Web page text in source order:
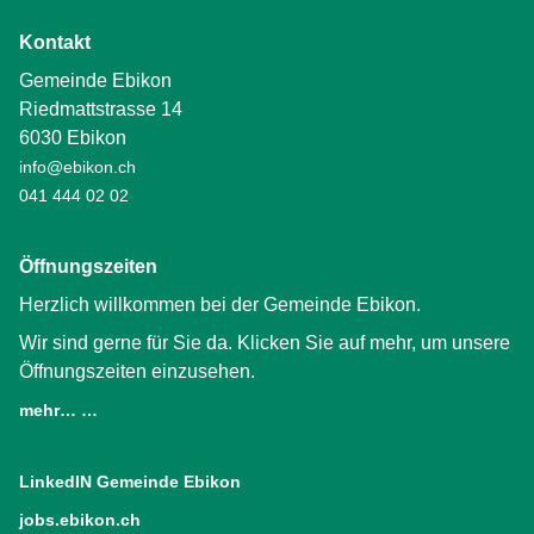
Kontakt
Gemeinde Ebikon
Riedmattstrasse 14
6030 Ebikon
info@ebikon.ch
041 444 02 02
Öffnungszeiten
Herzlich willkommen bei der Gemeinde Ebikon.
Wir sind gerne für Sie da. Klicken Sie auf mehr, um unsere
Öffnungszeiten einzusehen.
mehr… …
LinkedIN Gemeinde Ebikon
jobs.ebikon.ch